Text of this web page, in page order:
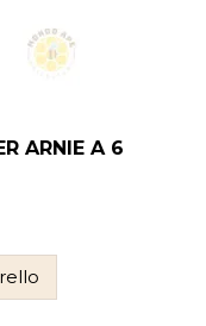
ARNIE A 6